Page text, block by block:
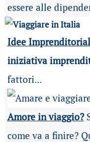
essere alle
Idee
iniziativa
fattori...
Amore in viaggio?
come va a finire?